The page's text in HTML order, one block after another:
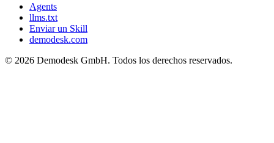
Agents
llms.txt
Enviar un Skill
demodesk.com
© 2026 Demodesk GmbH. Todos los derechos reservados.